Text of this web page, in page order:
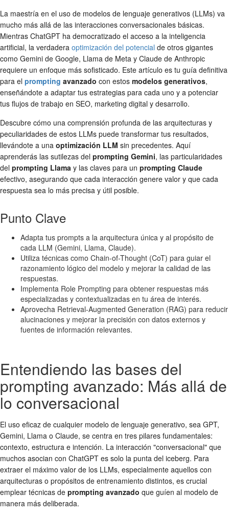
La maestría en el uso de modelos de lenguaje generativos (LLMs) va
mucho más allá de las interacciones conversacionales básicas.
Mientras ChatGPT ha democratizado el acceso a la inteligencia
artificial, la verdadera optimización del potencial de otros gigantes
como Gemini de Google, Llama de Meta y Claude de Anthropic
requiere un enfoque más sofisticado. Este artículo es tu guía definitiva
para el prompting avanzado con estos modelos generativos,
enseñándote a adaptar tus estrategias para cada uno y a potenciar
tus flujos de trabajo en SEO, marketing digital y desarrollo.
Descubre cómo una comprensión profunda de las arquitecturas y
peculiaridades de estos LLMs puede transformar tus resultados,
llevándote a una optimización LLM sin precedentes. Aquí
aprenderás las sutilezas del prompting Gemini, las particularidades
del prompting Llama y las claves para un prompting Claude
efectivo, asegurando que cada interacción genere valor y que cada
respuesta sea lo más precisa y útil posible.
Punto Clave
Adapta tus prompts a la arquitectura única y al propósito de
cada LLM (Gemini, Llama, Claude).
Utiliza técnicas como Chain-of-Thought (CoT) para guiar el
razonamiento lógico del modelo y mejorar la calidad de las
respuestas.
Implementa Role Prompting para obtener respuestas más
especializadas y contextualizadas en tu área de interés.
Aprovecha Retrieval-Augmented Generation (RAG) para reducir
alucinaciones y mejorar la precisión con datos externos y
fuentes de información relevantes.
Entendiendo las bases del
prompting avanzado: Más allá de
lo conversacional
El uso eficaz de cualquier modelo de lenguaje generativo, sea GPT,
Gemini, Llama o Claude, se centra en tres pilares fundamentales:
contexto, estructura e intención. La interacción "conversacional" que
muchos asocian con ChatGPT es solo la punta del iceberg. Para
extraer el máximo valor de los LLMs, especialmente aquellos con
arquitecturas o propósitos de entrenamiento distintos, es crucial
emplear técnicas de prompting avanzado que guíen al modelo de
manera más deliberada.